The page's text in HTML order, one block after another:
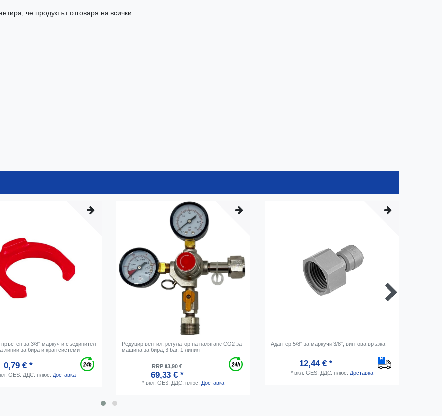
че продуктът отговаря на всички
за 3/8" маркуч и съединител
линии за бира и кран системи
0,79 € *
GES. ДДС. плюс. Доставка
Редуцир вентил, регулатор на налягане CO2 за
машина за бира, 3 bar, 1 линия
RRP 83,90 €
69,33 € *
* вкл. GES. ДДС. плюс. Доставка
Адаптер 5/8" за маркучи 3/8", винтова връзка
12,44 € *
* вкл. GES. ДДС. плюс. Доставка